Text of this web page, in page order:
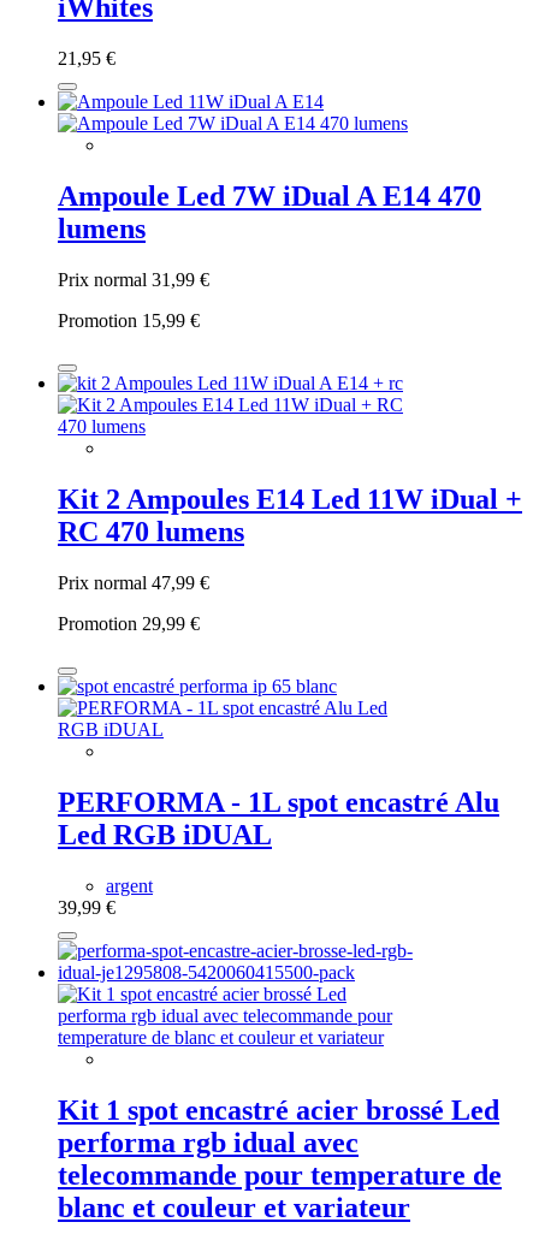
iWhites
21,95 €
Ampoule Led 7W iDual A E14 470
lumens
Prix normal 31,99 €
Promotion 15,99 €
Kit 2 Ampoules E14 Led 11W iDual +
RC 470 lumens
Prix normal 47,99 €
Promotion 29,99 €
PERFORMA - 1L spot encastré Alu
Led RGB iDUAL
argent
39,99 €
Kit 1 spot encastré acier brossé Led
performa rgb idual avec
telecommande pour temperature de
blanc et couleur et variateur